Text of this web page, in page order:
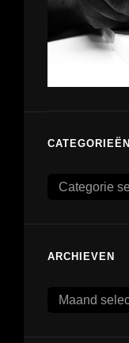
CATEGORIEËN
Categorieën
ARCHIEVEN
Archieven